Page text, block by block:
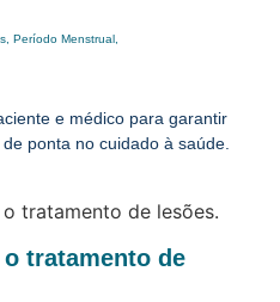
Período Menstrual
e médico para garantir
ponta no cuidado à saúde.
tratamento de